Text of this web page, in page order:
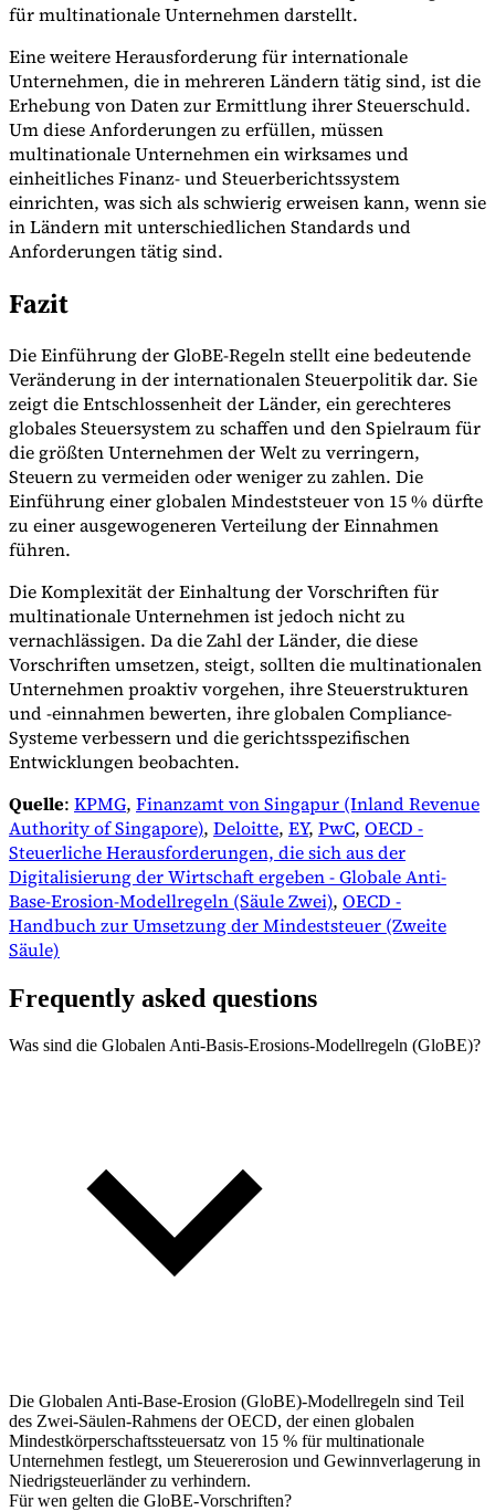
für multinationale Unternehmen darstellt.
Eine weitere Herausforderung für internationale
Unternehmen, die in mehreren Ländern tätig sind, ist die
Erhebung von Daten zur Ermittlung ihrer Steuerschuld.
Um diese Anforderungen zu erfüllen, müssen
multinationale Unternehmen ein wirksames und
einheitliches Finanz- und Steuerberichtssystem
einrichten, was sich als schwierig erweisen kann, wenn sie
in Ländern mit unterschiedlichen Standards und
Anforderungen tätig sind.
Fazit
Die Einführung der GloBE-Regeln stellt eine bedeutende
Veränderung in der internationalen Steuerpolitik dar. Sie
zeigt die Entschlossenheit der Länder, ein gerechteres
globales Steuersystem zu schaffen und den Spielraum für
die größten Unternehmen der Welt zu verringern,
Steuern zu vermeiden oder weniger zu zahlen. Die
Einführung einer globalen Mindeststeuer von 15 % dürfte
zu einer ausgewogeneren Verteilung der Einnahmen
führen.
Die Komplexität der Einhaltung der Vorschriften für
multinationale Unternehmen ist jedoch nicht zu
vernachlässigen. Da die Zahl der Länder, die diese
Vorschriften umsetzen, steigt, sollten die multinationalen
Unternehmen proaktiv vorgehen, ihre Steuerstrukturen
und -einnahmen bewerten, ihre globalen Compliance-
Systeme verbessern und die gerichtsspezifischen
Entwicklungen beobachten.
Quelle: KPMG, Finanzamt von Singapur (Inland Revenue
Authority of Singapore), Deloitte, EY, PwC, OECD -
Steuerliche Herausforderungen, die sich aus der
Digitalisierung der Wirtschaft ergeben - Globale Anti-
Base-Erosion-Modellregeln (Säule Zwei), OECD -
Handbuch zur Umsetzung der Mindeststeuer (Zweite
Säule)
Frequently asked questions
Was sind die Globalen Anti-Basis-Erosions-Modellregeln (GloBE)?
Die Globalen Anti-Base-Erosion (GloBE)-Modellregeln sind Teil
des Zwei-Säulen-Rahmens der OECD, der einen globalen
Mindestkörperschaftssteuersatz von 15 % für multinationale
Unternehmen festlegt, um Steuererosion und Gewinnverlagerung in
Niedrigsteuerländer zu verhindern.
Für wen gelten die GloBE-Vorschriften?